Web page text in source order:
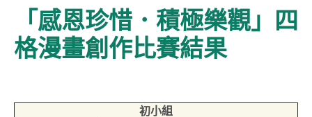
「感恩珍惜．積極樂觀」四
格漫畫創作比賽結果
初小組